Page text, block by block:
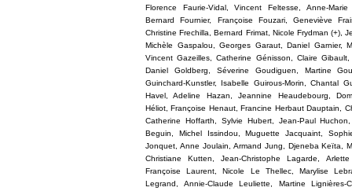
Florence Faurie-Vidal, Vincent Feltesse, Anne-
Bernard Fournier, Françoise Fouzari, Geneviève
Christine Frechilla, Bernard Frimat, Nicole Frydman (+),
Michèle Gaspalou, Georges Garaut, Daniel Garnier,
Vincent Gazeilles, Catherine Génisson, Claire
Daniel Goldberg, Séverine Goudiguen, Martine
Guinchard-Kunstler, Isabelle Guirous-Morin, Chantal
Havel, Adeline Hazan, Jeannine Heaudebourg,
Héliot, Françoise Henaut, Francine Herbaut Dauptain,
Catherine Hoffarth, Sylvie Hubert, Jean-Paul
Beguin, Michel Issindou, Muguette Jacquaint,
Jonquet, Anne Joulain, Armand Jung, Djeneba Keïta,
Christiane Kutten, Jean-Christophe Lagarde,
Françoise Laurent, Nicole Le Thellec, Marylise
Legrand, Annie-Claude Leuliette, Martine Lignières-